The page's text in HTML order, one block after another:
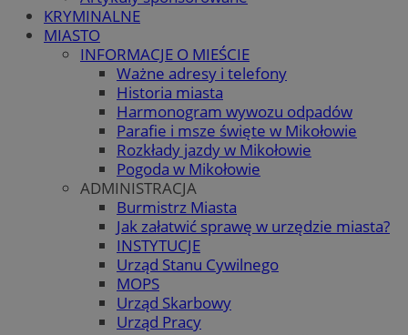
KRYMINALNE
MIASTO
INFORMACJE O MIEŚCIE
Ważne adresy i telefony
Historia miasta
Harmonogram wywozu odpadów
Parafie i msze święte w Mikołowie
Rozkłady jazdy w Mikołowie
Pogoda w Mikołowie
ADMINISTRACJA
Burmistrz Miasta
Jak załatwić sprawę w urzędzie miasta?
INSTYTUCJE
Urząd Stanu Cywilnego
MOPS
Urząd Skarbowy
Urząd Pracy